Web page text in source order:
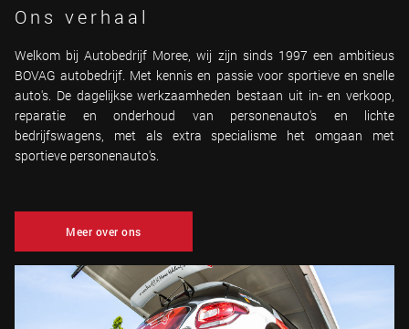
Ons verhaal
Welkom bij Autobedrijf Moree, wij zijn sinds 1997 een ambitieus
BOVAG autobedrijf. Met kennis en passie voor sportieve en snelle
auto's. De dagelijkse werkzaamheden bestaan uit in- en verkoop,
reparatie en onderhoud van personenauto's en lichte
bedrijfswagens, met als extra specialisme het omgaan met
sportieve personenauto's.
Meer over ons